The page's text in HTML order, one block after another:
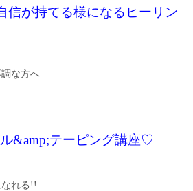
信が持てる様になるヒーリン
な方へ
&amp;テーピング講座♡
れる!!